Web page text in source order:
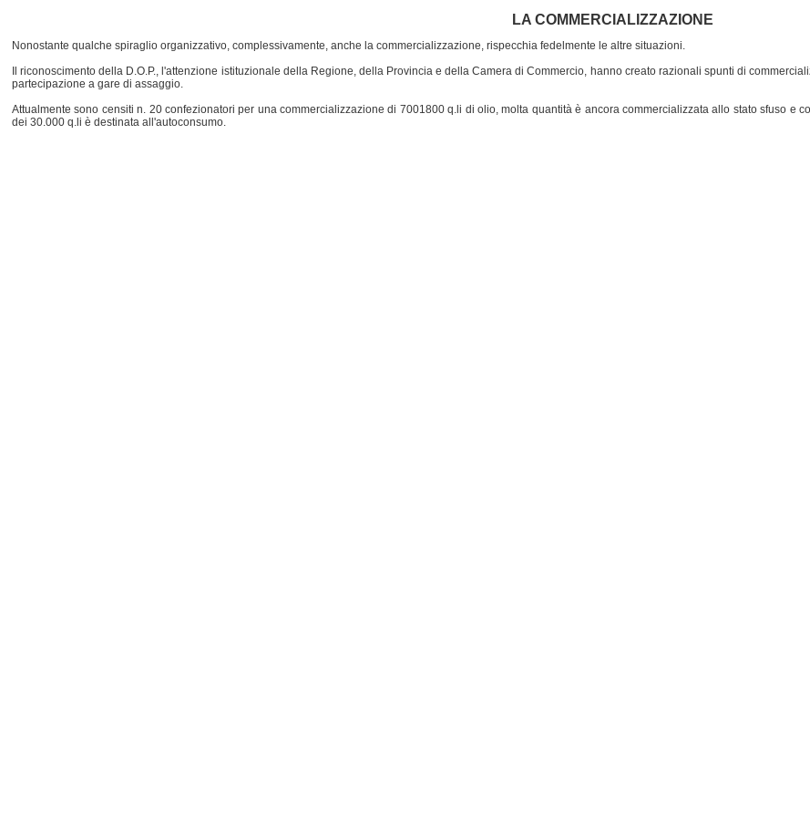
LA COMMERCIALIZZAZIONE
Nonostante qualche spiraglio organizzativo, complessivamente, anche la commercializzazione, rispecchia fedelmente le altre situazioni.
Il riconoscimento della D.O.P., l'attenzione istituzionale della Regione, della Provincia e della Camera di Commercio, hanno creato razionali spunti di
partecipazione a gare di assaggio.
Attualmente sono censiti n. 20 confezionatori per una commercializzazione di 7001800 q.li di olio, molta quantità è ancora commercializzata allo stato sfuso e
dei 30.000 q.li è destinata all'autoconsumo.